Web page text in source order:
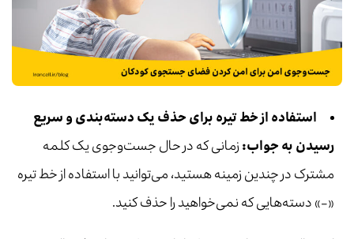
استفاده از خط تیره برای حذف یک دسته‌بندی و سریع
رسیدن به جواب:زمانی که در حال جست‌وجوی یک کلمه
مشترک در چندین زمینه هستید، می‌توانید با استفاده از خط تیره
«-» دسته‌هایی که نمی‌خواهید را حذف کنید.